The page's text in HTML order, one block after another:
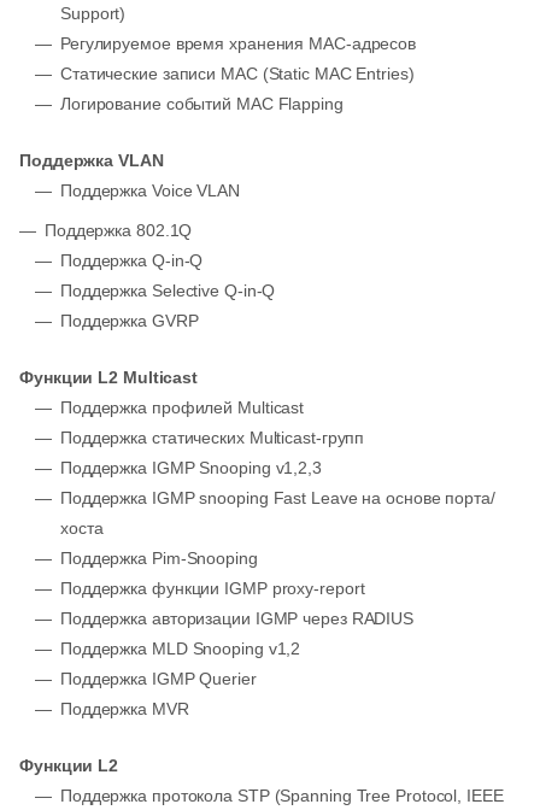
Support)
Регулируемое время хранения MAC-адресов
Статические записи MAC (Static MAC Entries)
Логирование событий MAC Flapping
Поддержка VLAN
Поддержка Voice VLAN
Поддержка 802.1Q
Поддержка Q-in-Q
Поддержка Selective Q-in-Q
Поддержка GVRP
Функции L2 Multicast
Поддержка профилей Multicast
Поддержка статических Multicast-групп
Поддержка IGMP Snooping v1,2,3
Поддержка IGMP snooping Fast Leave на основе порта/
хоста
Поддержка Pim-Snooping
Поддержка функции IGMP proxy-report
Поддержка авторизации IGMP через RADIUS
Поддержка MLD Snooping v1,2
Поддержка IGMP Querier
Поддержка MVR
Функции L2
Поддержка протокола STP (Spanning Tree Protocol, IEEE